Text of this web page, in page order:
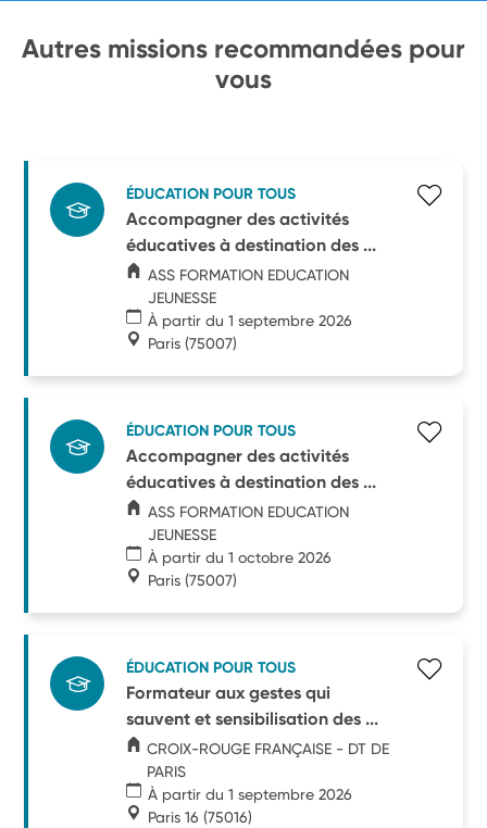
Autres missions recommandées pour
vous
ÉDUCATION POUR TOUS
Accompagner des activités
éducatives à destination des ...
ASS FORMATION EDUCATION
JEUNESSE
À partir du 1 septembre 2026
Paris (75007)
ÉDUCATION POUR TOUS
Accompagner des activités
éducatives à destination des ...
ASS FORMATION EDUCATION
JEUNESSE
À partir du 1 octobre 2026
Paris (75007)
ÉDUCATION POUR TOUS
Formateur aux gestes qui
sauvent et sensibilisation des ...
CROIX-ROUGE FRANÇAISE - DT DE
PARIS
À partir du 1 septembre 2026
Paris 16 (75016)